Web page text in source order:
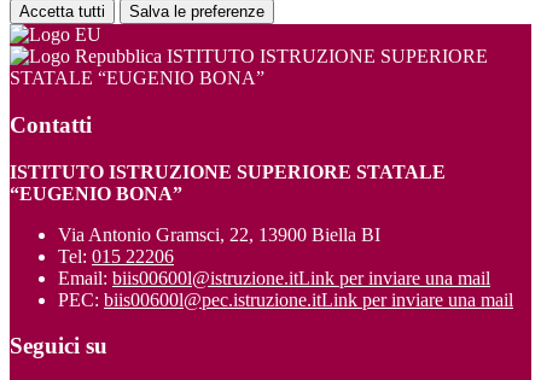
Accetta tutti Salva le preferenze
ISTITUTO ISTRUZIONE SUPERIORE
STATALE “EUGENIO BONA”
Contatti
ISTITUTO ISTRUZIONE SUPERIORE STATALE
“EUGENIO BONA”
Via Antonio Gramsci, 22, 13900 Biella BI
Tel: 015 22206
Email: biis00600l@istruzione.itLink per inviare una mail
PEC: biis00600l@pec.istruzione.itLink per inviare una mail
Seguici su